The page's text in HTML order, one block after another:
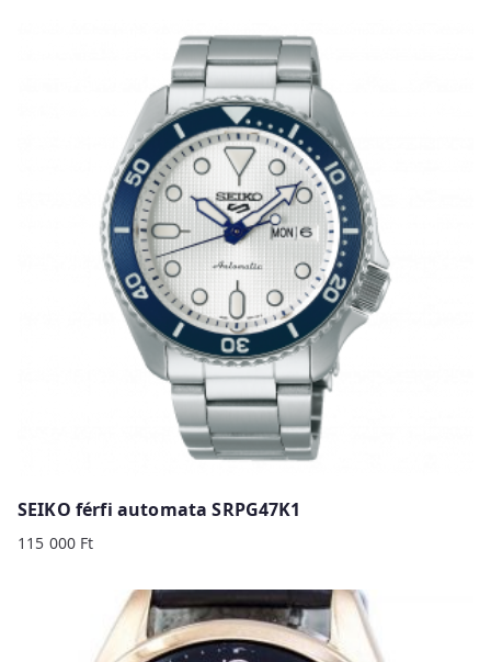
SEIKO férfi automata SRPG47K1
115 000 Ft